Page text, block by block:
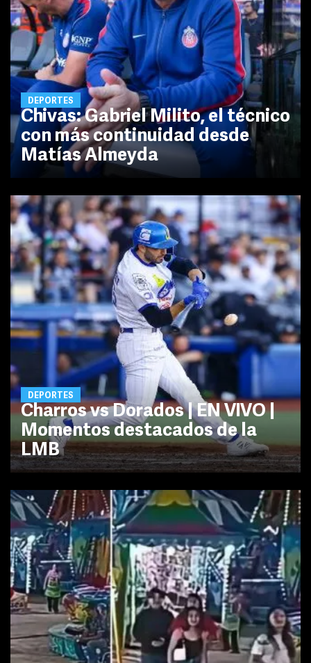
DEPORTES
Chivas: Gabriel Milito, el técnico
con más continuidad desde
Matías Almeyda
DEPORTES
Charros vs Dorados | EN VIVO |
Momentos destacados de la
LMB